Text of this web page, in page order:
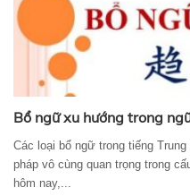
Bổ ngữ xu hướng trong
Các loại bổ ngữ trong tiếng
pháp vô cùng quan trọng trong
hôm nay,...